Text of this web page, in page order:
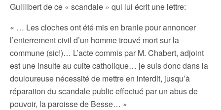
Guillibert de ce « scandale » qui lui écrit une lettre:
« … Les cloches ont été mis en branle pour annoncer
l’enterrement civil d’un homme trouvé mort sur la
commune (sic!)… L’acte commis par M. Chabert, adjoint
est une insulte au culte catholique… je suis donc dans la
douloureuse nécessité de mettre en interdit, jusqu’à
réparation du scandale public effectué par un abus de
pouvoir, la paroisse de Besse… »